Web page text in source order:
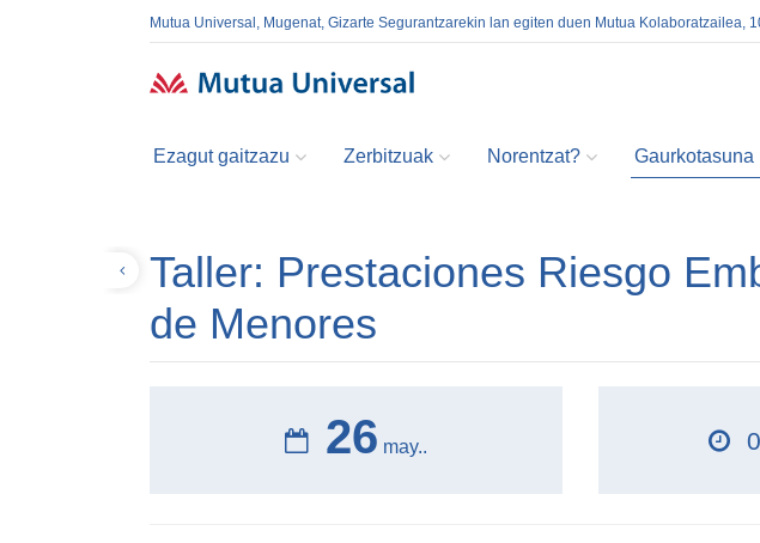
Mutua Universal, Mugenat, Gizarte Segurantzarekin lan egiten duen Mutua Kolaboratzailea,
Ezagut gaitzazu Zerbitzuak Norentzat? Gaurkotasuna
Taller: Prestaciones Riesgo
de Menores
26 may..